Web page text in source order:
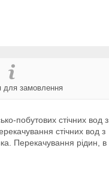
для замовлення
побутових стічних вод з
стічних вод з
Перекачування рідин, в